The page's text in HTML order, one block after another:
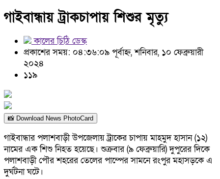
গাইবান্ধায় ট্রাকচাপায় শিশুর মৃত্যু
কালের চিঠি ডেস্ক
প্রকাশের সময়: ০৪:৩৬:০৯ পূর্বাহ্ন, শনিবার, ১০ ফেব্রুয়ারী
২০২৪
১১৯
📸 Download News PhotoCard
গাইবান্ধার পলাশবাড়ী উপজেলায় ট্রাকের চাপায় মাহমুদ হাসান (১২)
নামের এক শিশু নিহত হয়েছে। শুক্রবার (৯ ফেব্রুয়ারি) দুপুরের দিকে
পলাশবাড়ী পৌর শহরের তেলের পাম্পের সামনে রংপুর মহাসড়কে এ
দুর্ঘটনা ঘটে।